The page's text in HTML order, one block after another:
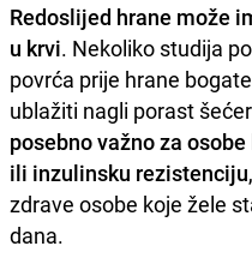
Redoslijed hrane može
u krvi. Nekoliko studija
povrća prije hrane
ublažiti nagli porast
posebno važno za
ili inzulinsku rezistenciju
zdrave osobe koje žele
dana.